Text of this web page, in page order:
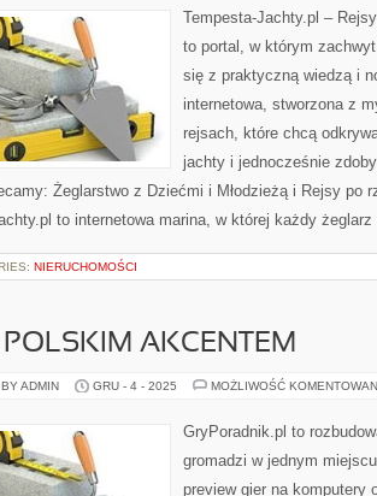
Tempesta-Jachty.pl –
to portal, w którym
się z praktyczną wiedzą i
internetowa, stworzona z
rejsach, które chcą
jachty i jednocześnie
Żeglarstwo z Dziećmi i Młodzieżą i Rejsy po
to internetowa marina, w której każdy
NIERUCHOMOŚCI
POLSKIM AKCENTEM
ADMIN GRU - 4 - 2025 MOŻLIWOŚĆ
GryPoradnik.pl to
gromadzi w jednym
preview gier na komputery